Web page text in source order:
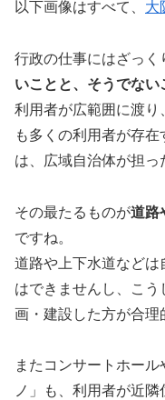
以下画像はすべて、 大
行政の仕事にはざっく
いことと、そうでない
利用者が広範囲に渡り
も多くの利用者が存
は、広域自治体が担っ
その最たるものが道路
ですね。
道路や上下水道などは
はできませんし、こ
画・建設した方が合理
またコンサートホー
ノ」も、利用者が近